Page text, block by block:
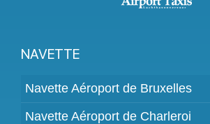
NAVETTE
Navette Aéroport de Bruxelles
Navette Aéroport de Charleroi